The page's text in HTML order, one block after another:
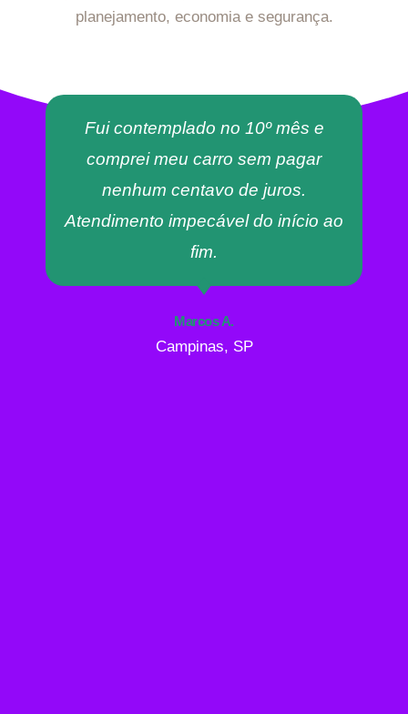
planejamento, economia e segurança.
Fui contemplado no 10º mês e
comprei meu carro sem pagar
nenhum centavo de juros.
Atendimento impecável do início ao
fim.
Marcos A.
Campinas, SP